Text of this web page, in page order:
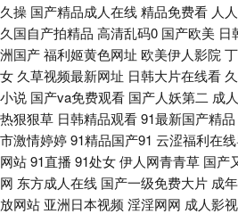
亚洲先锋资源网 91青娱乐国产视频 丰满
91ncom男春 91在线免费视频观看 人妻少妇
名大神人妻在线 免费91看片 亚州成人色网
自蔚 日韩国产综合系列 91视频导航 黄色aⅴ
91九色原创 91福利在线导航视频 三级片黄色
久操 国产精品成人在线精品免费看 人
久国自产拍精品 高清乱码0 国产欧美 日
洲国产福利姬黄色网址 欧美伊人影院
女 久草视频最新网址 日韩大片在线看
小说 国产va免费观看 国产人妖第二 成
热狠狠草 日韩精品观看91最新国产精品
市激情婷婷91精品国产91 云涩福利在
网站91直播 91处女伊人网青青草 国产
网 东方成人在线 国产一级免费大片 成
放网站 亚洲日本视频 淫淫网网 成人影